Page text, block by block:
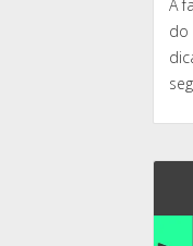
A
do